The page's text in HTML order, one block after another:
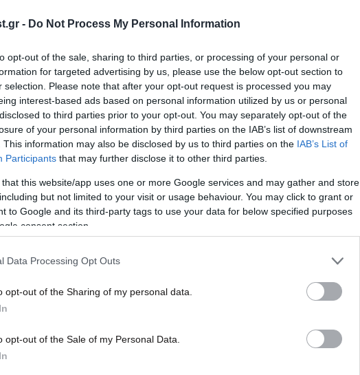
- Do Not Process My Personal Information
opt-out of the sale, sharing to third parties, or processing of your personal or
for targeted advertising by us, please use the below opt-out section to
selection. Please note that after your opt-out request is processed you may
interest-based ads based on personal information utilized by us or personal
to third parties prior to your opt-out. You may separately opt-out of the
of your personal information by third parties on the IAB’s list of downstream
This information may also be disclosed by us to third parties on the IAB’s List of
Participants that may further disclose it to other third parties.
that this website/app uses one or more Google services and may gather and store
but not limited to your visit or usage behaviour. You may click to grant or
to Google and its third-party tags to use your data for below specified purposes
consent section.
Data Processing Opt Outs
opt-out of the Sharing of my personal data.
opt-out of the Sale of my Personal Data.
«Επειδή δεν έχει αεροδρόμιο, η τοποθεσία
τουρίστες, που συνωστίζονται στη
λένε, δεν είναι και ένα νησί τόσο παρθένο,
μπλε του Αιγαίου και τον Όλυμπο σε μακρινή
την ώρα της ημέρας από τους
που έρχονται και φεύγουν. Κάτι τέτοιες
αδύνατο να μη σκεφτείς την επιστροφή
του. Οι μύθοι, όταν είσαι σε αυτό το
και αν είσαι στην κουζίνα και μαγειρεύεις